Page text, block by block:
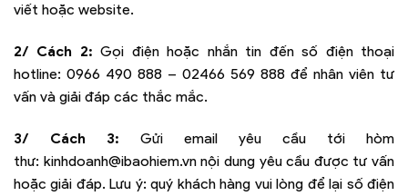
viết hoặc website.
2/ Cách 2: Gọi điện hoặc nhắn tin đến số điện thoại
hotline: 0966 490 888 – 02466 569 888 để nhân viên tư
vấn và giải đáp các thắc mắc.
3/ Cách 3: Gửi email yêu cầu tới hòm
thư: kinhdoanh@ibaohiem.vnnội dung yêu cầu được tư vấn
hoặc giải đáp. Lưu ý: quý khách hàng vui lòng để lại số điện